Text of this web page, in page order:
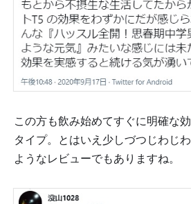
この方も飲み始めてすぐに明確な
タイプ。とはいえ少しづつじわじ
ようなレビューでもありますね。